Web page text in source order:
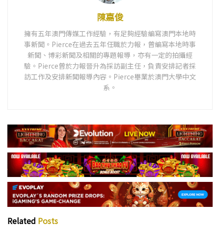
陳嘉俊
擁有五年澳門傳媒工作經驗，有足夠經驗編寫澳門本地時
事新聞。Pierce在過去五年任職於力報，曾編寫本地時事
新聞、博彩新聞及相關的專題報導，亦有一定的拍攝經
驗。Pierce曾於力報晉升為採訪副主任，負責安排記者採
訪工作及安排新聞報導內容。Pierce畢業於澳門大學中文
系。
Related Posts